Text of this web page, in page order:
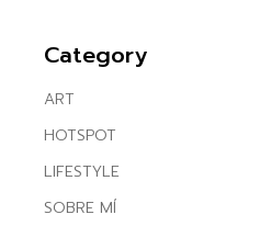
Category
ART
HOTSPOT
LIFESTYLE
SOBRE MÍ